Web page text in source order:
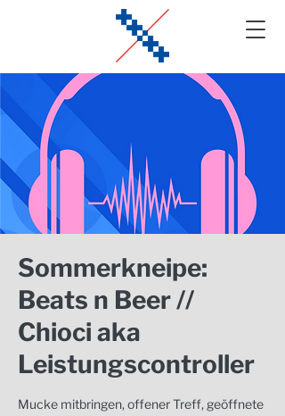
Sommerkneipe:
Beats n Beer //
Chioci aka
Leistungscontroller
Mucke mitbringen, offener Treff, geöffnete